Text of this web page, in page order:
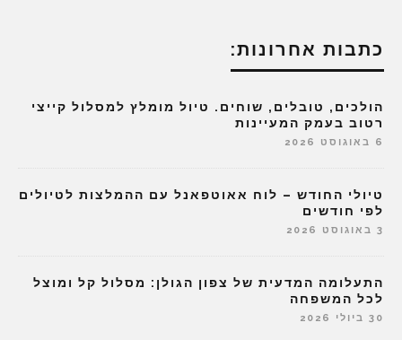
כתבות אחרונות:
הולכים, טובלים, שוחים. טיול מומלץ למסלול קייצי
רטוב בעמק המעיינות
6 באוגוסט 2026
טיולי החודש – לוח אאוטפאנל עם ההמלצות לטיולים
לפי חודשים
3 באוגוסט 2026
התעלומה המדעית של צפון הגולן: מסלול קל ומוצל
לכל המשפחה
30 ביולי 2026